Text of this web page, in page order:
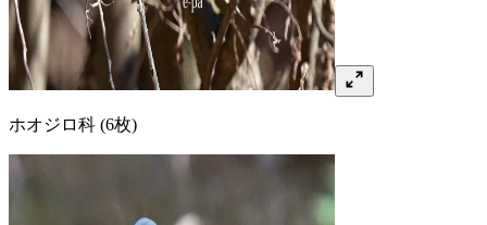
ホオジロ科 (6枚)